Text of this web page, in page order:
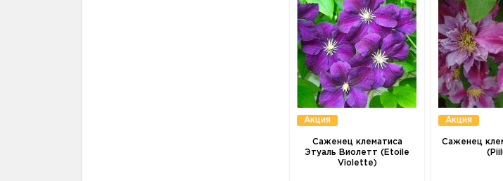
Акция
Саженец клематиса
Этуаль Виолетт (Etoile
Violette)
Акция
Саженец